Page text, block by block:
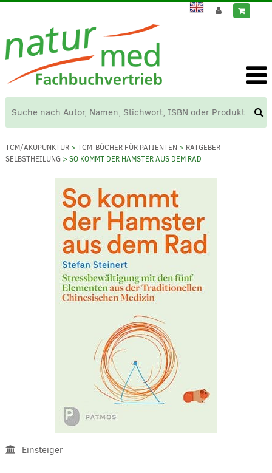
TCM/AKUPUNKTUR>TCM-BÜCHER FÜR PATIENTEN > RATGEBER
SELBSTHEILUNG> SO KOMMT DER HAMSTER AUS DEM RAD
Einsteiger